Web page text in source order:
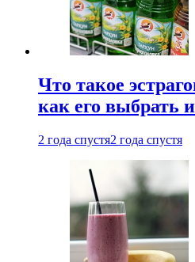
Что такое
как его выбрать
2 года спустя2 года спустя